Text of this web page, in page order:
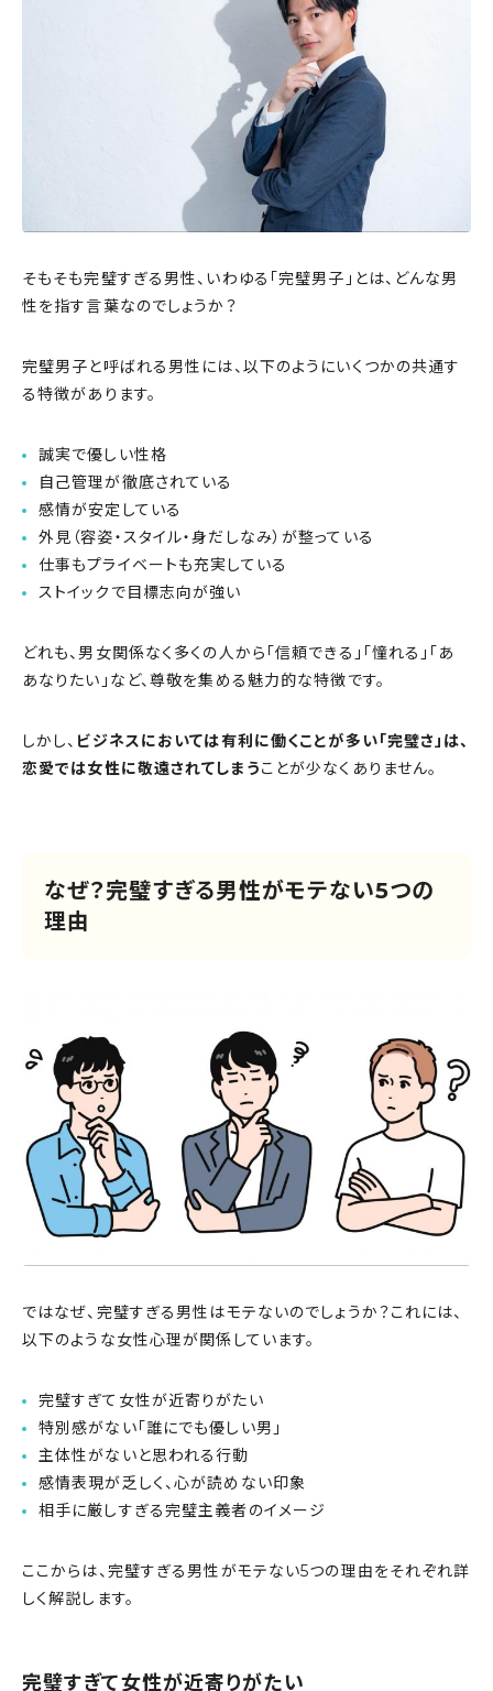
そもそも完璧すぎる男性、いわゆる「完璧男子」とは、どんな男
性を指す言葉なのでしょうか？
完璧男子と呼ばれる男性には、以下のようにいくつかの共通す
る特徴があります。
誠実で優しい性格
自己管理が徹底されている
感情が安定している
外見（容姿・スタイル・身だしなみ）が整っている
仕事もプライベートも充実している
ストイックで目標志向が強い
どれも、男女関係なく多くの人から「信頼できる」「憧れる」「あ
あなりたい」など、尊敬を集める魅力的な特徴です。
しかし、 ビジネスにおいては有利に働くことが多い「完璧さ」は、
恋愛では女性に敬遠されてしまうことが少なくありません。
なぜ？完璧すぎる男性がモテない5つの
理由
ではなぜ、完璧すぎる男性はモテないのでしょうか？これには、
以下のような女性心理が関係しています。
完璧すぎて女性が近寄りがたい
特別感がない「誰にでも優しい男」
主体性がないと思われる行動
感情表現が乏しく、心が読めない印象
相手に厳しすぎる完璧主義者のイメージ
ここからは、完璧すぎる男性がモテない5つの理由をそれぞれ詳
しく解説します。
完璧すぎて女性が近寄りがたい